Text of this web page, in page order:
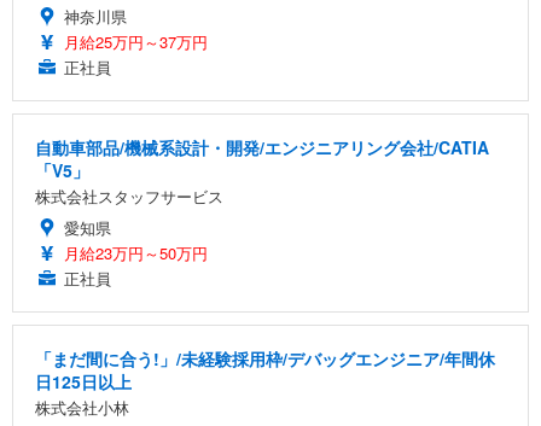
神奈川県
月給25万円～37万円
正社員
自動車部品/機械系設計・開発/エンジニアリング会社/CATIA
「V5」
株式会社スタッフサービス
愛知県
月給23万円～50万円
正社員
「まだ間に合う!」/未経験採用枠/デバッグエンジニア/年間休
日125日以上
株式会社小林